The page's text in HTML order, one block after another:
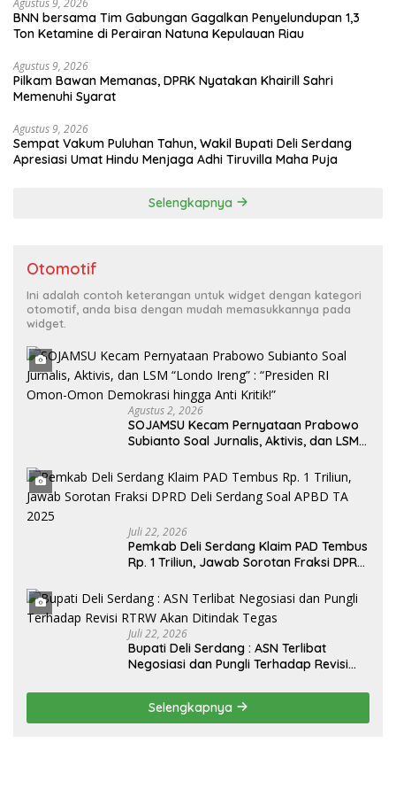
BNN bersama Tim Gabungan Gagalkan Penyelundupan 1,3
Ton Ketamine di Perairan Natuna Kepulauan Riau
Agustus 9, 2026
Pilkam Bawan Memanas, DPRK Nyatakan Khairill Sahri
Memenuhi Syarat
Agustus 9, 2026
Sempat Vakum Puluhan Tahun, Wakil Bupati Deli Serdang
Apresiasi Umat Hindu Menjaga Adhi Tiruvilla Maha Puja
Selengkapnya
Otomotif
Ini adalah contoh keterangan untuk widget dengan kategori
otomotif, anda bisa dengan mudah memasukkannya pada
widget.
Agustus 2, 2026
SOJAMSU Kecam Pernyataan Prabowo
Subianto Soal Jurnalis, Aktivis, dan LSM
Omon Demokrasi hingga Anti Kritik!”
Juli 22, 2026
Pemkab Deli Serdang Klaim PAD Tembus
Rp. 1 Triliun, Jawab Sorotan Fraksi DPRD
Juli 22, 2026
Bupati Deli Serdang : ASN Terlibat
Negosiasi dan Pungli Terhadap Revisi
Selengkapnya